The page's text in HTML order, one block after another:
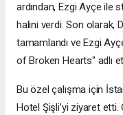
ardından, Ezgi Ayçe ile
halini verdi. Son olarak,
tamamlandı ve Ezgi
of Broken Hearts" adlı
Bu özel çalışma için
Hotel Şişli’yi ziyaret etti.